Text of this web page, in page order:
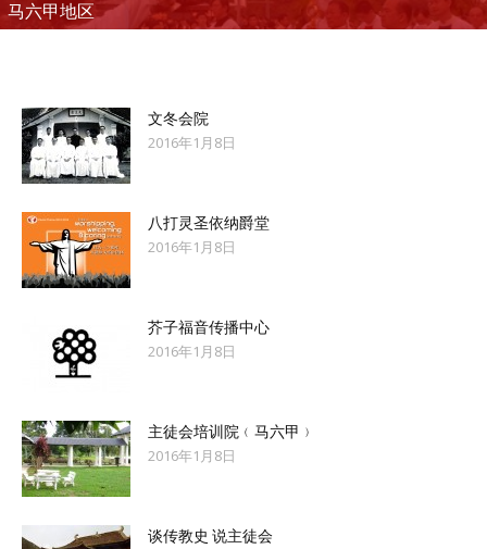
马六甲地区
文冬会院
2016年1月8日
八打灵圣依纳爵堂
2016年1月8日
芥子福音传播中心
2016年1月8日
主徒会培训院﹙马六甲﹚
2016年1月8日
谈传教史 说主徒会